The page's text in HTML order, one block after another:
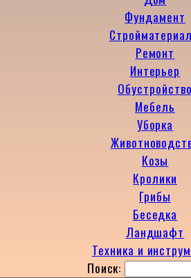
Фундамент
Ремонт
Интерьер
Обустройство
Мебель
Уборка
Козы
Кролики
Грибы
Беседка
Ландшафт
Техника и
Поиск: